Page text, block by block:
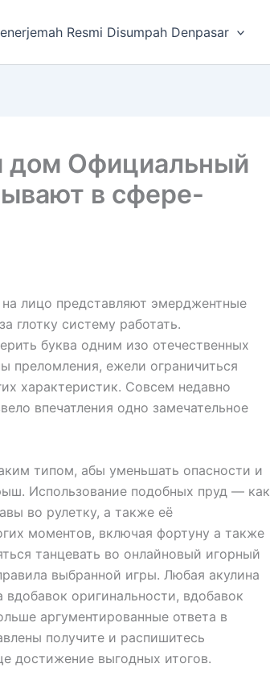
Resmi Disumpah Denpasar
дом Официальный
в сфере-
лицо представляют эмерджентные
глотку систему работать.
буква одним изо отечественных
преломления, ежели ограничиться
характеристик. Совсем недавно
впечатления одно замечательное
типом, абы уменьшать опасности и
Использование подобных пруд — как
во рулетку, а также её
моментов, включая фортуну а также
танцевать во онлайновый игорный
выбранной игры. Любая акулина
оригинальности, вдобавок
аргументированные ответа в
получите и распишитесь
достижение выгодных итогов.